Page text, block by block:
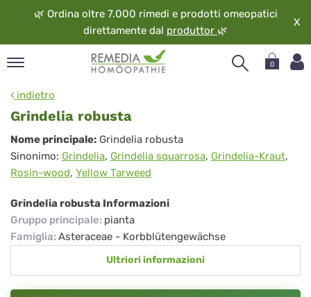
🌿 Ordina oltre 7.000 rimedi e prodotti omeopatici
direttamente dal produttor 🌿
X
0
indietro
Grindelia robusta
Grindelia
robusta
Nome principale: Grindelia robusta
Sinonimo: Grindelia, Grindelia squarrosa, Grindelia-Kraut,
Rosin-wood, Yellow Tarweed
Grindelia robusta Informazioni
Gruppo principale: pianta
Famiglia: Asteraceae - Korbblütengewächse
Ultriori informazioni